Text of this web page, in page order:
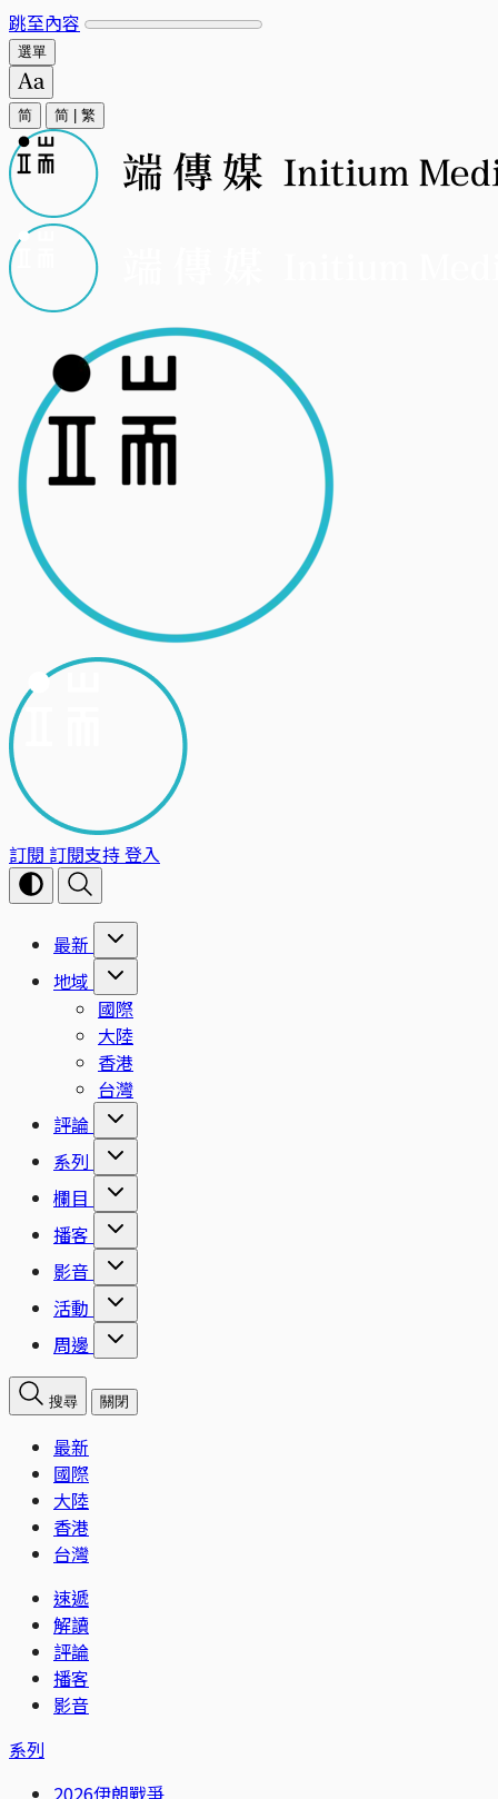
跳至內容
選單
简 简 繁
訂閱 訂閱支持登入
最新
地域
國際
大陸
香港
台灣
評論
系列
欄目
播客
影音
活動
周邊
搜尋 關閉
最新
國際
大陸
香港
台灣
速遞
解讀
評論
播客
影音
系列
2026伊朗戰爭